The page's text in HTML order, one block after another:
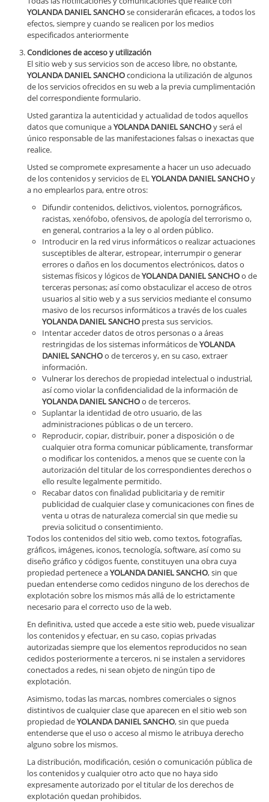
YOLANDA DANIEL SANCHOse considerarán eficaces, a todos los
efectos, siempre y cuando se realicen por los medios
especificados anteriormente
Condiciones de acceso y utilización
El sitio web y sus servicios son de acceso libre, no obstante,
YOLANDA DANIEL SANCHOcondiciona la utilización de algunos
de los servicios ofrecidos en su web a la previa cumplimentación
del correspondiente formulario.
Usted garantiza la autenticidad y actualidad de todos aquellos
datos que comunique aYOLANDA DANIEL SANCHOy será el
único responsable de las manifestaciones falsas o inexactas que
realice.
Usted se compromete expresamente a hacer un uso adecuado
de los contenidos y servicios de ELYOLANDA DANIEL SANCHOy
a no emplearlos para, entre otros:
Difundir contenidos, delictivos, violentos, pornográficos,
racistas, xenófobo, ofensivos, de apología del terrorismo o,
en general, contrarios a la ley o al orden público.
Introducir en la red virus informáticos o realizar actuaciones
susceptibles de alterar, estropear, interrumpir o generar
errores o daños en los documentos electrónicos, datos o
sistemas físicos y lógicos deYOLANDA DANIEL SANCHOo de
terceras personas; así como obstaculizar el acceso de otros
usuarios al sitio web y a sus servicios mediante el consumo
masivo de los recursos informáticos a través de los cuales
YOLANDA DANIEL SANCHO presta sus servicios.
Intentar acceder datos de otros personas o a áreas
restringidas de los sistemas informáticos deYOLANDA
DANIEL SANCHOo de terceros y, en su caso, extraer
información.
Vulnerar los derechos de propiedad intelectual o industrial,
así como violar la confidencialidad de la información de
YOLANDA DANIEL SANCHOo de terceros.
Suplantar la identidad de otro usuario, de las
administraciones públicas o de un tercero.
Reproducir, copiar, distribuir, poner a disposición o de
cualquier otra forma comunicar públicamente, transformar
o modificar los contenidos, a menos que se cuente con la
autorización del titular de los correspondientes derechos o
ello resulte legalmente permitido.
Recabar datos con finalidad publicitaria y de remitir
publicidad de cualquier clase y comunicaciones con fines de
venta u otras de naturaleza comercial sin que medie su
previa solicitud o consentimiento.
Todos los contenidos del sitio web, como textos, fotografías,
gráficos, imágenes, iconos, tecnología, software, así como su
diseño gráfico y códigos fuente, constituyen una obra cuya
propiedad pertenece aYOLANDA DANIEL SANCHO, sin que
puedan entenderse como cedidos ninguno de los derechos de
explotación sobre los mismos más allá de lo estrictamente
necesario para el correcto uso de la web.
En definitiva, usted que accede a este sitio web, puede visualizar
los contenidos y efectuar, en su caso, copias privadas
autorizadas siempre que los elementos reproducidos no sean
cedidos posteriormente a terceros, ni se instalen a servidores
conectados a redes, ni sean objeto de ningún tipo de
explotación.
Asimismo, todas las marcas, nombres comerciales o signos
distintivos de cualquier clase que aparecen en el sitio web son
propiedad deYOLANDA DANIEL SANCHO, sin que pueda
entenderse que el uso o acceso al mismo le atribuya derecho
alguno sobre los mismos.
La distribución, modificación, cesión o comunicación pública de
los contenidos y cualquier otro acto que no haya sido
expresamente autorizado por el titular de los derechos de
explotación quedan prohibidos.